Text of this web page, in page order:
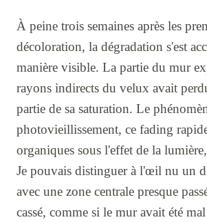
À peine trois semaines après les
décoloration, la dégradation s'est
manière visible. La partie du mur
rayons indirects du velux avait
partie de sa saturation. Le
photovieillissement, ce fading
organiques sous l'effet de la
Je pouvais distinguer à l'œil nu un
avec une zone centrale presque
cassé, comme si le mur avait été